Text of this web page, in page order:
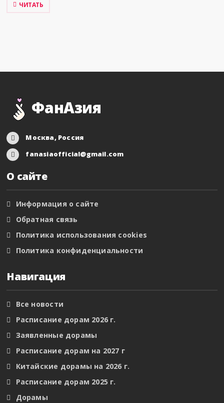
ЧИТАТЬ
ФанАзия
Москва, Россия
fanasiaofficial@gmail.com
О сайте
Информация о сайте
Обратная связь
Политика использования cookies
Политика конфиденциальности
Навигация
Все новости
Расписание дорам 2026 г.
Заявленные дорамы
Расписание дорам на 2027 г
Китайские дорамы на 2026 г.
Расписание дорам 2025 г.
Дорамы